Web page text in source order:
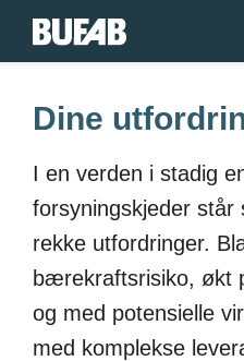
Dine
I en verden i stadig
forsyningskjeder står
rekke utfordringer.
bærekraftsrisiko, økt
og med potensielle
med komplekse